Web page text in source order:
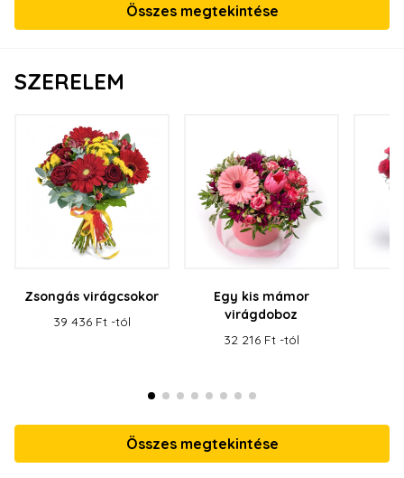
Összes megtekintése
SZERELEM
Zsongás virágcsokor
39 436 Ft -tól
Egy kis mámor
virágdoboz
32 216 Ft -tól
Összes megtekintése